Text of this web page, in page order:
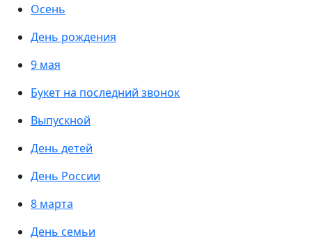
Осень
День рождения
9 мая
Букет на последний звонок
Выпускной
День детей
День России
8 марта
День семьи